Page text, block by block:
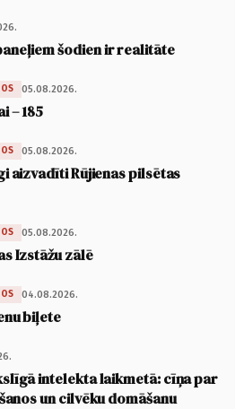
šodien ir realitāte
05.08.2026.
– 185
05.08.2026.
aizvadīti Rūjienas pilsētas
05.08.2026.
Izstāžu zālē
04.08.2026.
biļete
intelekta laikmetā: cīņa par
un cilvēku domāšanu